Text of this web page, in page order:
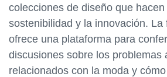
colecciones de diseño que
sostenibilidad y la innovación. La
ofrece una plataforma para
discusiones sobre los problemas
relacionados con la moda y